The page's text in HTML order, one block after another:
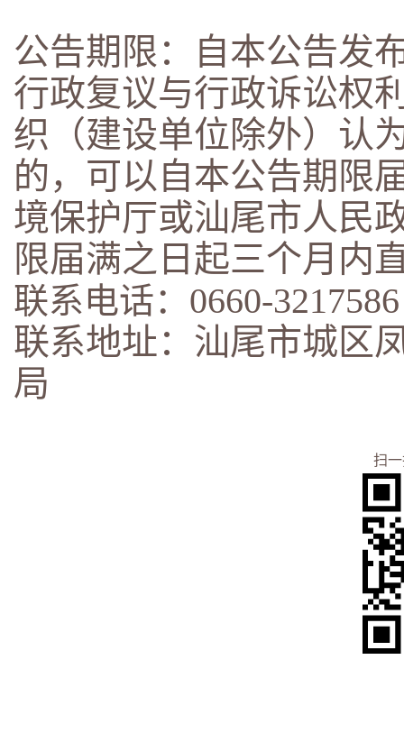
公告期限：自本公告发
行政复议与行政诉讼权
织（建设单位除外）认
的，可以自本公告期限
境保护厅或汕尾市人民
限届满之日起三个月内
联系电话： 0660-3217586
联系地址：汕尾市城区
局
扫